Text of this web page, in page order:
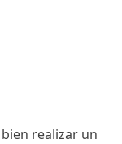
realizar un